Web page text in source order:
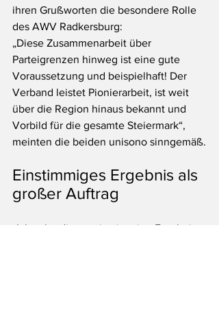
ihren Grußworten die besondere Rolle
des AWV Radkersburg:
„Diese Zusammenarbeit über
Parteigrenzen hinweg ist eine gute
Voraussetzung und beispielhaft! Der
Verband leistet Pionierarbeit, ist weit
über die Region hinaus bekannt und
Vorbild für die gesamte Steiermark“,
meinten die beiden unisono sinngemäß.
Einstimmiges Ergebnis als
großer Auftrag
„Ich sehe dieses einstimmige Ergebnis